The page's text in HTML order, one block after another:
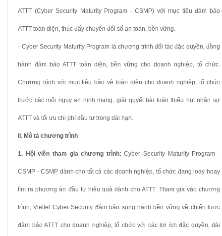
ATTT (Cyber Security Maturity Program - CSMP) với mục tiêu đảm bảo
ATTT toàn diện, thúc đẩy chuyển đổi số an toàn, bền vững.
- Cyber Security Maturity Program là chương trình đối tác đặc quyền, đồng
hành đảm bảo ATTT toàn diện, bền vững cho doanh nghiệp, tổ chức.
Chương trình với mục tiêu bảo vệ toàn diện cho doanh nghiệp, tổ chức
trước các mối nguy an ninh mạng, giải quyết bài toán thiếu hụt nhân sự
ATTT và tối ưu chi phí đầu tư trong dài hạn.
II. Mô tả chương trình
1. Hội viên tham gia chương trình: Cyber Security Maturity Program -
CSMP - CSMP dành cho tất cả các doanh nghiệp, tổ chức đang loay hoay
tìm ra phương án đầu tư hiệu quả dành cho ATTT. Tham gia vào chương
trình, Viettel Cyber Security đảm bảo song hành bền vững về chiến lược
đảm bảo ATTT cho doanh nghiệp, tổ chức với các lợi ích đặc quyền, dài